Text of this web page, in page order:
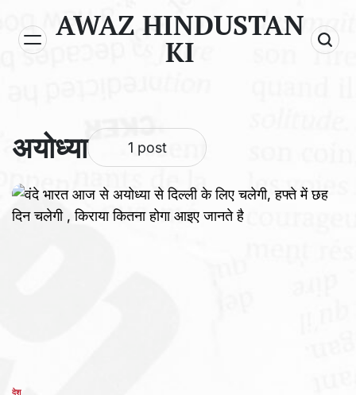
content
AWAZ HINDUSTAN
KI
अयोध्या 1 post
देश